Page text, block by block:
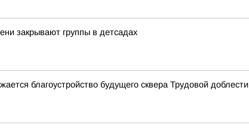
закрывают группы в детсадах
благоустройство будущего сквера Трудовой доблести